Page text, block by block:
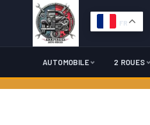
FR
AUTOMOBILE 2 ROUES